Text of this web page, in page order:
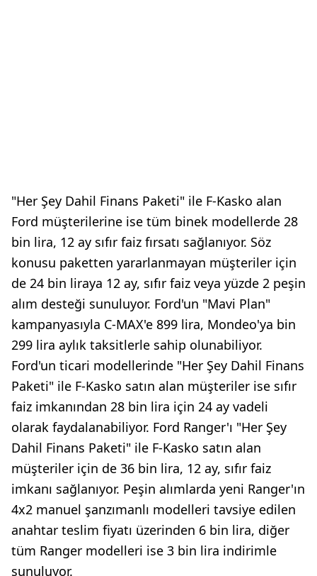
"Her Şey Dahil Finans Paketi" ile F-Kasko alan
Ford müşterilerine ise tüm binek modellerde 28
bin lira, 12 ay sıfır faiz fırsatı sağlanıyor. Söz
konusu paketten yararlanmayan müşteriler için
de 24 bin liraya 12 ay, sıfır faiz veya yüzde 2 peşin
alım desteği sunuluyor. Ford'un "Mavi Plan"
kampanyasıyla C-MAX'e 899 lira, Mondeo'ya bin
299 lira aylık taksitlerle sahip olunabiliyor.
Ford'un ticari modellerinde "Her Şey Dahil Finans
Paketi" ile F-Kasko satın alan müşteriler ise sıfır
faiz imkanından 28 bin lira için 24 ay vadeli
olarak faydalanabiliyor. Ford Ranger'ı "Her Şey
Dahil Finans Paketi" ile F-Kasko satın alan
müşteriler için de 36 bin lira, 12 ay, sıfır faiz
imkanı sağlanıyor. Peşin alımlarda yeni Ranger'ın
4x2 manuel şanzımanlı modelleri tavsiye edilen
anahtar teslim fiyatı üzerinden 6 bin lira, diğer
tüm Ranger modelleri ise 3 bin lira indirimle
sunuluyor.